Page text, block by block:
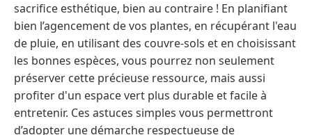
sacrifice esthétique, bien au contraire ! En planifiant
bien l’agencement de vos plantes, en récupérant l'eau
de pluie, en utilisant des couvre-sols et en choisissant
les bonnes espèces, vous pourrez non seulement
préserver cette précieuse ressource, mais aussi
profiter d'un espace vert plus durable et facile à
entretenir. Ces astuces simples vous permettront
d’adopter une démarche respectueuse de